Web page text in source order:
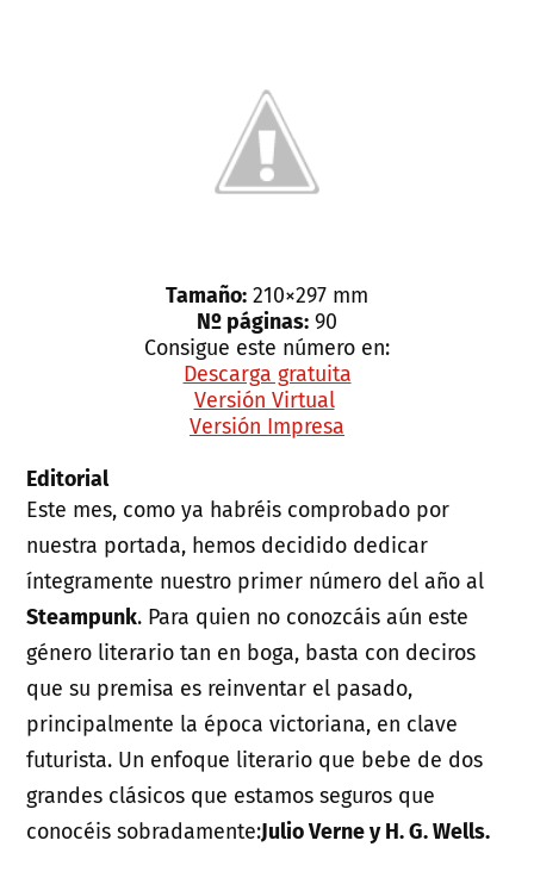
Tamaño: 210×297 mm
Nº páginas: 90
Consigue este número en:
Descarga gratuita
Versión Virtual
Versión Impresa
Editorial
Este mes, como ya habréis comprobado por
nuestra portada, hemos decidido dedicar
íntegramente nuestro primer número del año al
Steampunk. Para quien no conozcáis aún este
género literario tan en boga, basta con deciros
que su premisa es reinventar el pasado,
principalmente la época victoriana, en clave
futurista. Un enfoque literario que bebe de dos
grandes clásicos que estamos seguros que
conocéis sobradamente:Julio Verne y H. G. Wells.